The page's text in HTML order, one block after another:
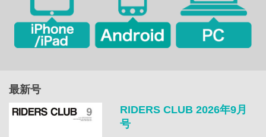
最新号
RIDERS CLUB 2026年9月
号